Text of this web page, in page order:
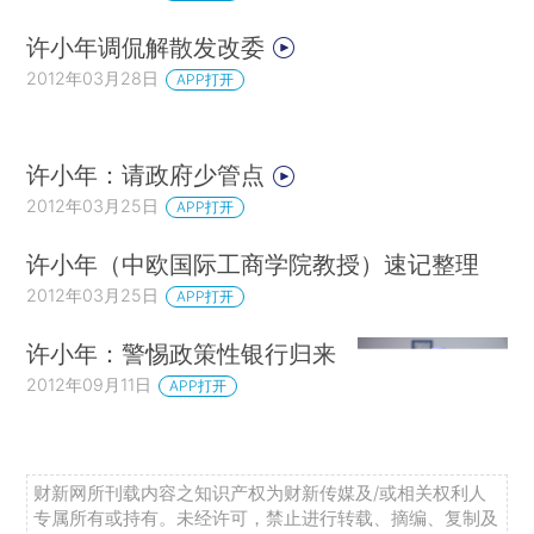
许小年调侃解散发改委
2012年03月28日 APP打开
许小年：请政府少管点
2012年03月25日 APP打开
许小年（中欧国际工商学院教授）速记整理
2012年03月25日 APP打开
许小年：警惕政策性银行归来
2012年09月11日 APP打开
财新网所刊载内容之知识产权为财新传媒及/或相关权利人
专属所有或持有。未经许可，禁止进行转载、摘编、复制及